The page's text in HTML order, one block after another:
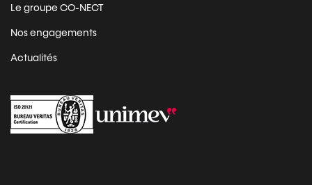
Le groupe CO-NECT
Nos engagements
Actualités